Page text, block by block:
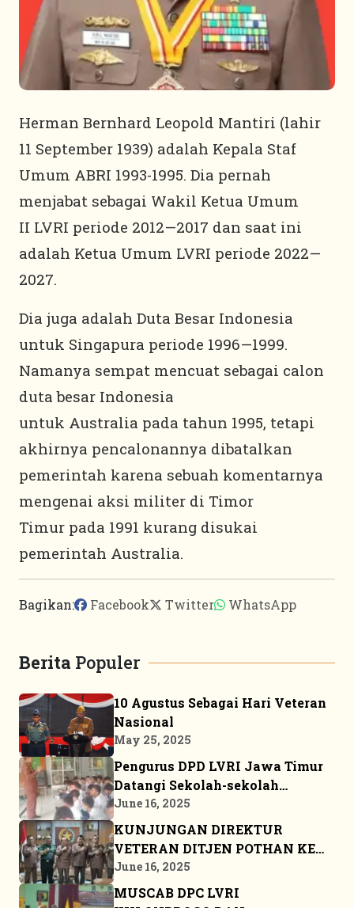
Herman Bernhard Leopold Mantiri (lahir
11 September 1939) adalah Kepala Staf
Umum ABRI 1993-1995. Dia pernah
menjabat sebagai Wakil Ketua Umum
II LVRI periode 2012—2017 dan saat ini
adalah Ketua Umum LVRI periode 2022—
2027.
Dia juga adalah Duta Besar Indonesia
untuk Singapura periode 1996—1999.
Namanya sempat mencuat sebagai calon
duta besar Indonesia
untuk Australia pada tahun 1995, tetapi
akhirnya pencalonannya dibatalkan
pemerintah karena sebuah komentarnya
mengenai aksi militer di Timor
Timur pada 1991 kurang disukai
pemerintah Australia.
Bagikan: Facebook Twitter WhatsApp
Berita Populer
10 Agustus Sebagai Hari Veteran
Nasional
May 25, 2025
Pengurus DPD LVRI Jawa Timur
Datangi Sekolah-sekolah
Sosialisasikan JSN ’45
June 16, 2025
KUNJUNGAN DIREKTUR
VETERAN DITJEN POTHAN KE
MARKAS BESAR DPP LVRI
June 16, 2025
MUSCAB DPC LVRI